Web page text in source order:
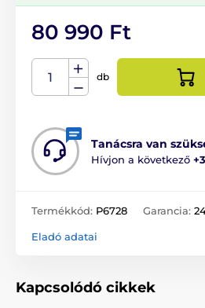
80 990 Ft
db
Tanácsra van
Hívjon a következő
Termékkód: P6728 Garancia:
Eladó adatai
Kapcsolódó cikkek